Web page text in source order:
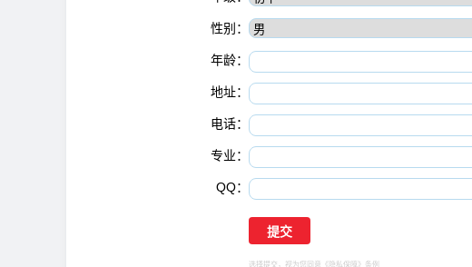
性别：
年龄：
地址：
电话：
专业：
QQ：
选择提交，视为您同意 《隐私保障》 条例